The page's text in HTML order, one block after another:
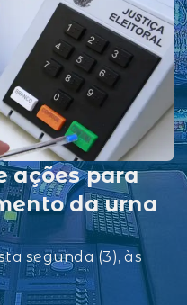
ações para
da urna
segunda (3), às